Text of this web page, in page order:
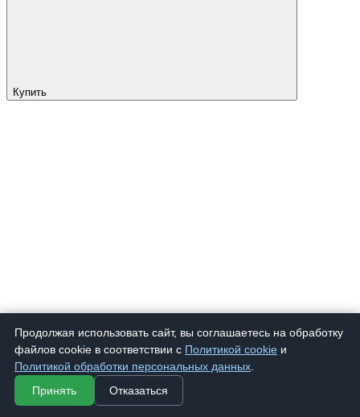
Купить
Продолжая использовать сайт, вы соглашаетесь на обработку
файлов cookie в соответствии с Политикой cookie и
Политикой обработки персональных данных
Принять
Отказаться